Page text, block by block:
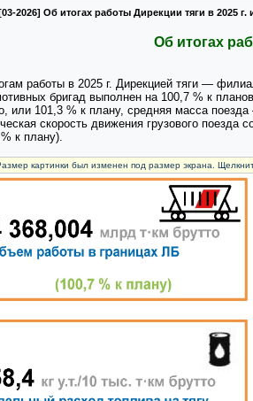
2026] Об итогах работы Дирекции тяги в 2025 г.
Об итогах
работы в 2025 г. Дирекцией тяги —
бригад выполнен на 100,7 % к
или 101,3 % к плану, средняя масса
скорость движения грузового
к плану).
картинки был изменен под размер экрана.